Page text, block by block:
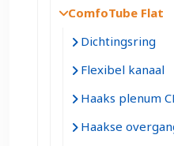
ComfoTube Flat
Dichtingsring
Flexibel kanaal
Haaks plenum
Haakse